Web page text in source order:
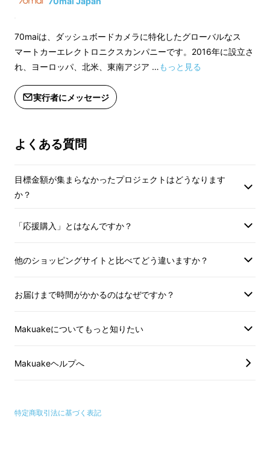
製造工程上の都合
遅れる場合があり
70maiは、ダッシュボードカメラに特化したグローバルなス
マートカーエレクトロニクスカンパニーです。2016年に設立さ
れ、ヨーロッパ、北米、東南アジア …もっと見る
実行者にメッセージ
よくある質問
目標金額が集まらなかったプロジェクトはどうなります
か？
「応援購入」とはなんですか？
他のショッピングサイトと比べてどう違いますか？
お届けまで時間がかかるのはなぜですか？
Makuakeについてもっと知りたい
Makuakeヘルプへ
特定商取引法に基づく表記